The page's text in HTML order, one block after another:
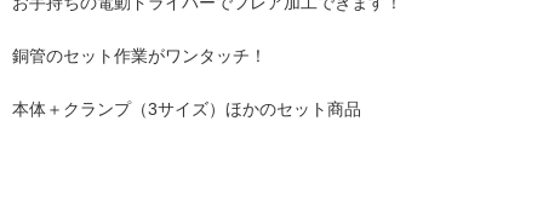
銅管のセット作業がワンタッチ！
本体＋クランプ（3サイズ）ほかのセット商品